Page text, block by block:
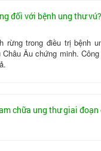
đối với bệnh ung thư vú?
rừng trong điều trị bệnh
Âu chứng minh.
chữa ung thư giai đoạn